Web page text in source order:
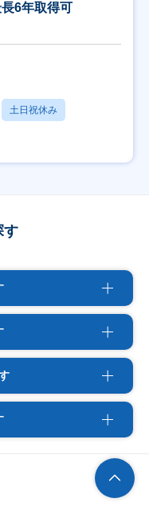
6年取得可
土日祝休み
す